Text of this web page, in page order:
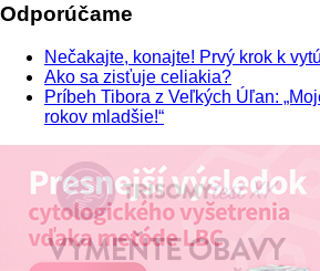
Odporúčame
Nečakajte, konajte! Prvý krok k
Ako sa zisťuje celiakia?
Príbeh Tibora z Veľkých Úľan:
rokov mladšie!“